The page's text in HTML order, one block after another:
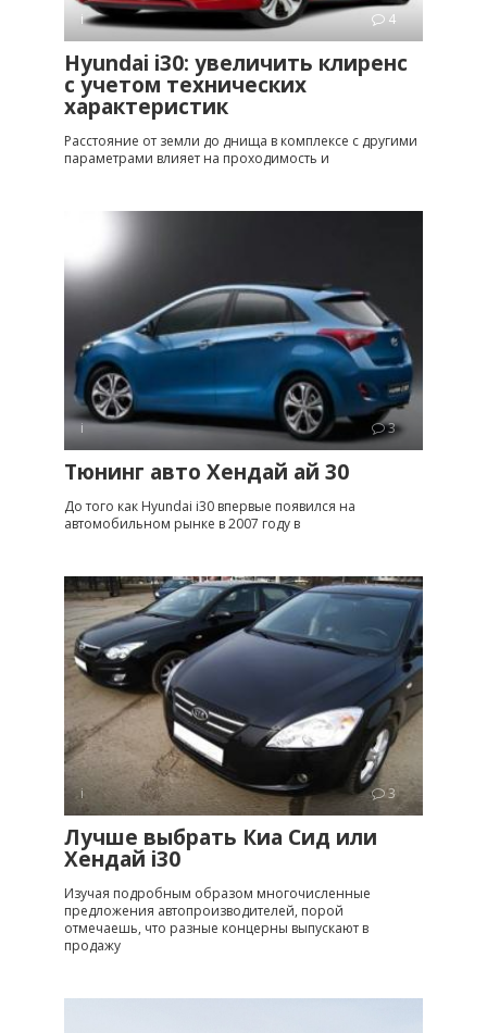
i 4
Hyundai i30: увеличить клиренс
с учетом технических
характеристик
Расстояние от земли до днища в комплексе с другими
параметрами влияет на проходимость и
i 3
Тюнинг авто Хендай ай 30
До того как Hyundai i30 впервые появился на
автомобильном рынке в 2007 году в
i 3
Лучше выбрать Киа Сид или
Хендай i30
Изучая подробным образом многочисленные
предложения автопроизводителей, порой
отмечаешь, что разные концерны выпускают в
продажу